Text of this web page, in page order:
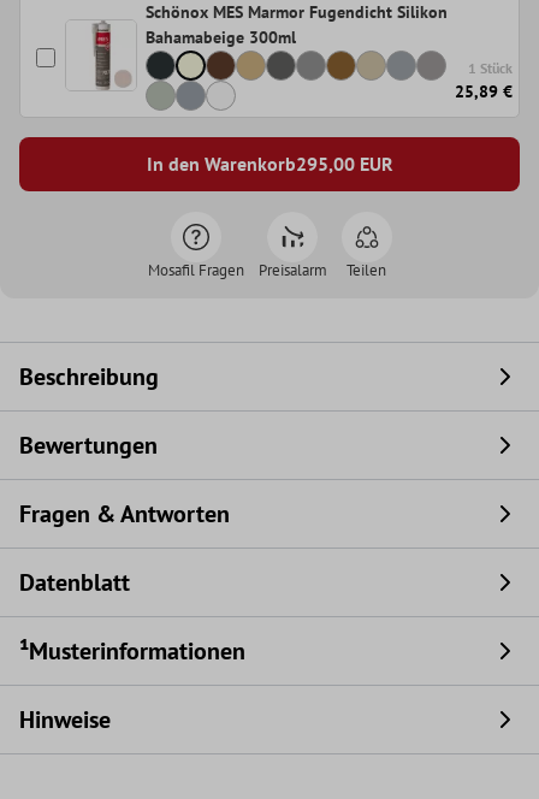
Schönox MES Marmor Fugendicht Silikon
Bahamabeige 300ml
1 Stück
25,89 €
In den Warenkorb295,00EUR
Mosafil Fragen Preisalarm Teilen
Beschreibung
Bewertungen
Fragen & Antworten
Datenblatt
¹Musterinformationen
Hinweise